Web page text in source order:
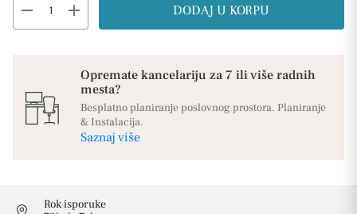
remove add DODAJ U KORPU
Opremate kancelariju za 7 ili više radnih
mesta?
Besplatno planiranje poslovnog prostora. Planiranje
& Instalacija.
Saznaj više
Rok isporuke